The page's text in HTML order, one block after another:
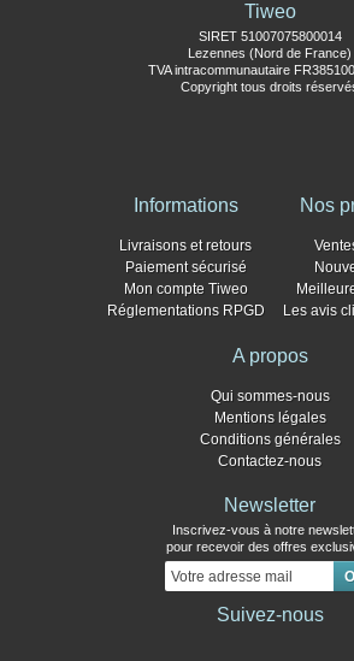
Tiweo
SIRET 51007075800014
Lezennes (Nord de France)
TVA intracommunautaire
Copyright tous droits
Informations
Livraisons et retours
Paiement sécurisé
Mon compte Tiweo
Réglementations RPGD
Nos
Les avis
A propos
Qui sommes-nous
Mentions légales
Conditions générales
Contactez-nous
Newsletter
Inscrivez-vous à notre
pour recevoir des offres
Suivez-nous